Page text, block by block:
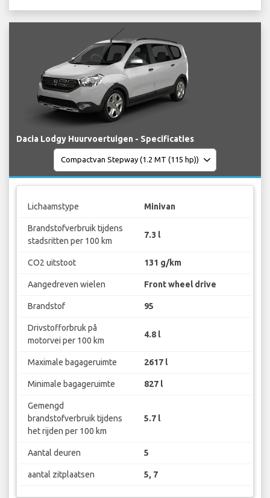
Dacia Lodgy Huurvoertuigen - Specificaties
Lichaamstype Minivan
Brandstofverbruik tijdens
stadsritten per 100 km
7.3 l
CO2 uitstoot 131 g/km
Aangedreven wielen Front wheel drive
Brandstof 95
Drivstofforbruk på
motorvei per 100 km
4.8 l
Maximale bagageruimte 2617 l
Minimale bagageruimte 827 l
Gemengd
brandstofverbruik tijdens
het rijden per 100 km
5.7 l
Aantal deuren 5
aantal zitplaatsen 5, 7